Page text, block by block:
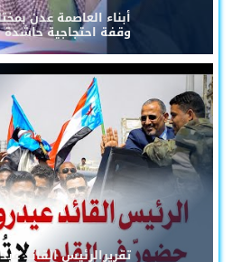
أبناء العاصمة عدن
وقفة احتجاجية حاشدة
تقريرالرئيس القائد